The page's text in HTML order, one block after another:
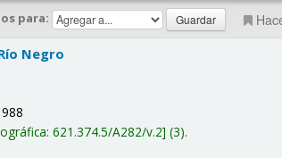
para:
Negro
621.374.5/A282/v.2 (3).